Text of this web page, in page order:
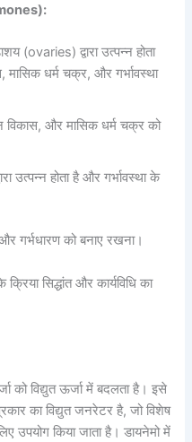
(ovaries) द्वारा उत्पन्न होता
धर्म चक्र, और गर्भावस्था
विकास, और मासिक धर्म चक्र को
उत्पन्न होता है और गर्भावस्था के
गर्भधारण को बनाए रखना।
सिद्धांत और कार्यविधि का
को विद्युत ऊर्जा में बदलता है। इसे
का विद्युत जनरेटर है, जो विशेष
उपयोग किया जाता है। डायनेमो में